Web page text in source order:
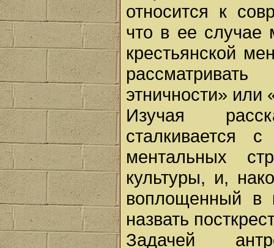
относится к
что в ее
крестьянской
рассматривать
этничности» или
Изучая
сталкивается
ментальных
культуры, и,
воплощенный в
назвать
Задачей